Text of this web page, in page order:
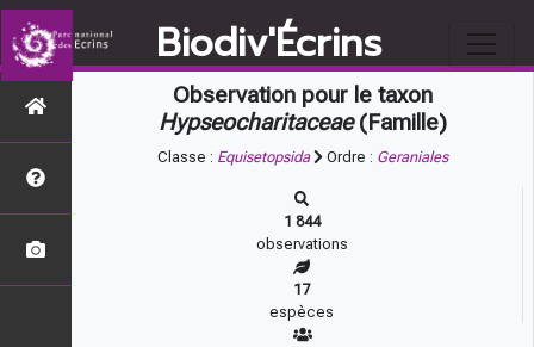
Biodiv'Écrins
Observation pour le taxon
Hypseocharitaceae(Famille)
Classe : Equisetopsida Ordre : Geraniales
1 844
observations
17
espèces